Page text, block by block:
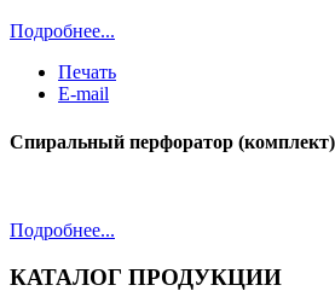
Подробнее...
Печать
E-mail
Спиральный перфоратор (комплект)
Подробнее...
КАТАЛОГ ПРОДУКЦИИ